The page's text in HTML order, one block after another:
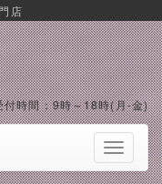
店
付時間：9時～18時(月-金)
Toggle